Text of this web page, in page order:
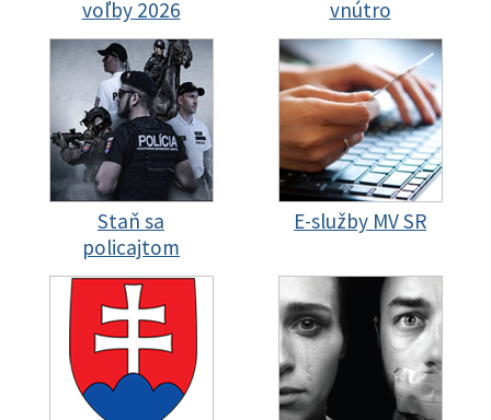
voľby 2026 vnútro
Staň sa
policajtom
E-služby MV SR